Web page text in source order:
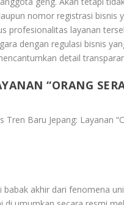
nomor registrasi bisnis
profesionalitas layanan
dengan regulasi bisnis
detail
“ORANG
Tren Baru Jepang: Layanan
babak akhir dari fenomena